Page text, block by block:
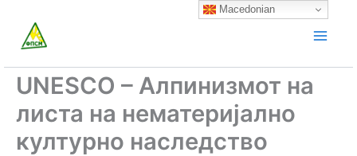
content
UNESCO – Алпинизмот на
листа на нематеријално
културно наследство
Macedonian